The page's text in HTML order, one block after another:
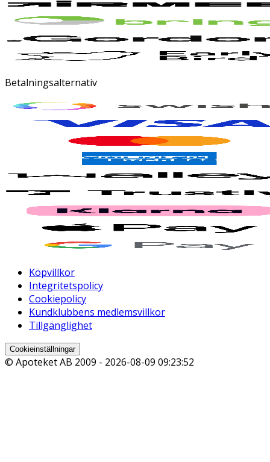
Betalningsalternativ
Köpvillkor
Integritetspolicy
Cookiepolicy
Kundklubbens medlemsvillkor
Tillgänglighet
Cookieinställningar
© Apoteket AB 2009 - 2026-08-09 09:23:52